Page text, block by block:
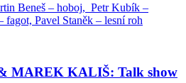
Beneš – hoboj, Petr Kubík –
Pavel Staněk – lesní roh
MAREK KALIŠ: Talk show